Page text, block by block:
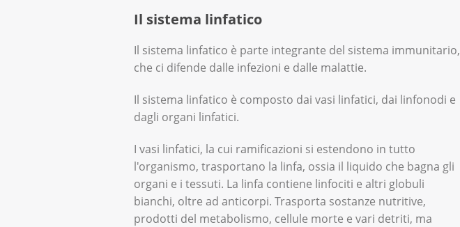
Il sistema linfatico
Il sistema linfatico è parte integrante del sistema immunitario,
che ci difende dalle infezioni e dalle malattie.
Il sistema linfatico è composto dai vasi linfatici, dai linfonodi e
dagli organi linfatici.
I vasi linfatici, la cui ramificazioni si estendono in tutto
l'organismo, trasportano la linfa, ossia il liquido che bagna gli
organi e i tessuti. La linfa contiene linfociti e altri globuli
bianchi, oltre ad anticorpi. Trasporta sostanze nutritive,
prodotti del metabolismo, cellule morte e vari detriti, ma